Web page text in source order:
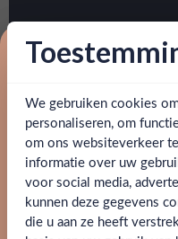
Ben jij
Ja
kenmerkende tonen
Alcohol
Merk
Kleurstoffen
Inhoud
We gebruiken cookies
personaliseren, om
om ons websiteverkeer
informatie over uw
voor social media,
kunnen deze gegevens
die u aan ze heeft
Proost op
Schrijf je in en
Email